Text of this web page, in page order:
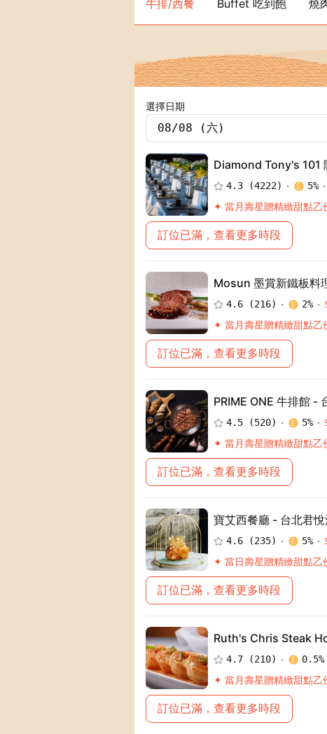
牛排/西餐 Buffet 吃到飽 燒
選擇日期
Diamond Tony's 101
4.3 (4222) 5%
✦ 當月壽星贈精緻甜點乙
訂位已滿，查看更多時段
Mosun 墨賞新鐵板料
4.6 (216) 2%
✦ 當月壽星贈精緻甜點乙
訂位已滿，查看更多時段
PRIME ONE 牛排館 -
4.5 (520) 5%
✦ 當月壽星贈精緻甜點乙
訂位已滿，查看更多時段
寶艾西餐廳 - 台北君
4.6 (235) 5%
✦ 當日壽星贈精緻甜點乙
訂位已滿，查看更多時段
Ruth's Chris Steak
4.7 (210) 0.5%
✦ 當月壽星贈精緻甜點乙
訂位已滿，查看更多時段